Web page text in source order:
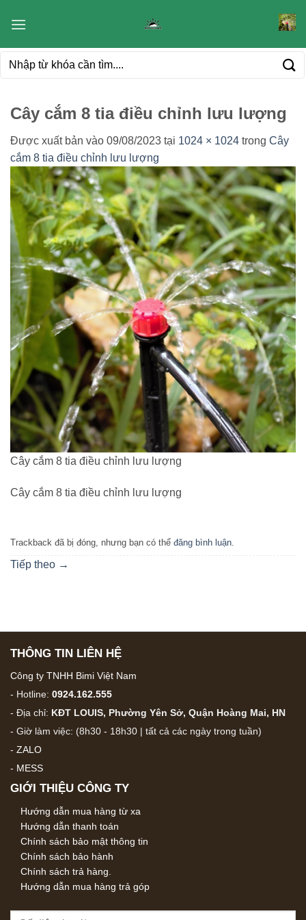
qua
dung
Tìm
Cây cắm 8 tia điều chỉnh lưu lượng
Được xuất bản vào 09/08/2023 tại 1024 × 1024 trong Cây
cắm 8 tia điều chỉnh lưu lượng
Cây cắm 8 tia điều chỉnh lưu lượng
Cây cắm 8 tia điều chỉnh lưu lượng
Trackback đã bị đóng, nhưng bạn có thể đăng bình luận.
Tiếp theo →
THÔNG TIN LIÊN HỆ
Công ty TNHH Bimi Việt Nam
- Hotline: 0924.162.555
- Địa chỉ: KĐT LOUIS, Phường Yên Sở, Quận Hoàng Mai, HN
- Giờ làm việc: (8h30 - 18h30 | tất cả các ngày trong tuần)
- ZALO
- MESS
GIỚI THIỆU CÔNG TY
Hướng dẫn mua hàng từ xa
Hướng dẫn thanh toán
Chính sách bảo mật thông tin
Chính sách bảo hành
Chính sách trả hàng.
Hướng dẫn mua hàng trả góp